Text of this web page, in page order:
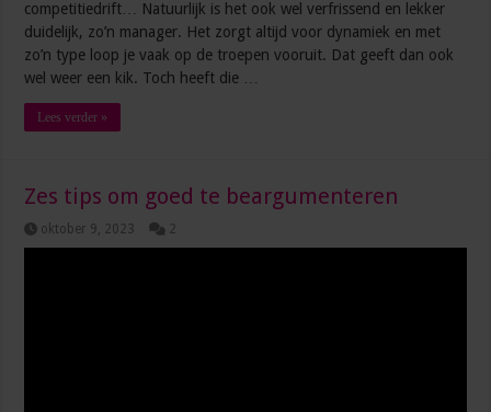
competitiedrift… Natuurlijk is het ook wel verfrissend en lekker
duidelijk, zo’n manager. Het zorgt altijd voor dynamiek en met
zo’n type loop je vaak op de troepen vooruit. Dat geeft dan ook
wel weer een kik. Toch heeft die …
Lees verder »
Zes tips om goed te beargumenteren
oktober 9, 2023 2